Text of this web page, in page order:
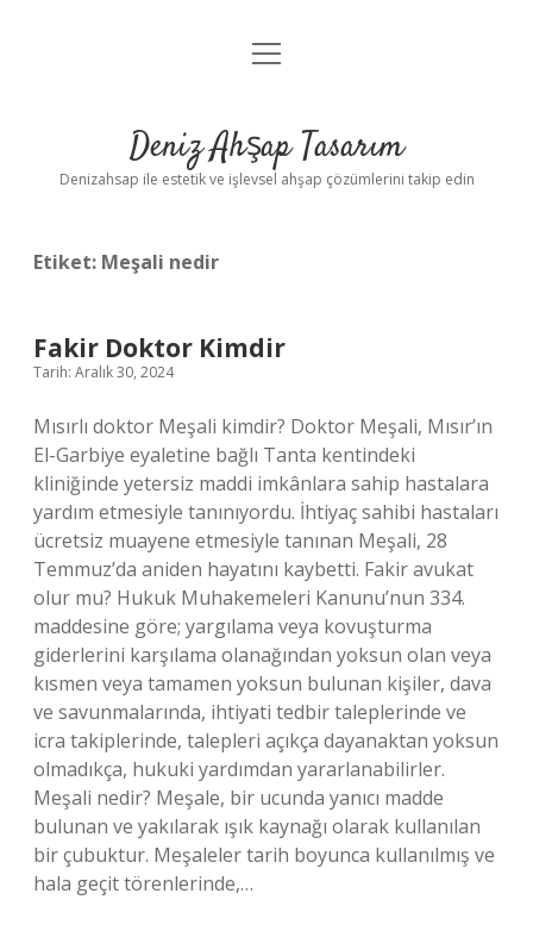
Anasayfa
Yasal Uyarı
menüyü
Deniz Ahşap Tasarım
Denizahsap ile estetik ve işlevsel ahşap çözümlerini takip edin
Etiket: Meşali nedir
Fakir Doktor Kimdir
Tarih: Aralık 30, 2024
Mısırlı doktor Meşali kimdir? Doktor Meşali, Mısır’ın
El-Garbiye eyaletine bağlı Tanta kentindeki
kliniğinde yetersiz maddi imkânlara sahip hastalara
yardım etmesiyle tanınıyordu. İhtiyaç sahibi hastaları
ücretsiz muayene etmesiyle tanınan Meşali, 28
Temmuz’da aniden hayatını kaybetti. Fakir avukat
olur mu? Hukuk Muhakemeleri Kanunu’nun 334.
maddesine göre; yargılama veya kovuşturma
giderlerini karşılama olanağından yoksun olan veya
kısmen veya tamamen yoksun bulunan kişiler, dava
ve savunmalarında, ihtiyati tedbir taleplerinde ve
icra takiplerinde, talepleri açıkça dayanaktan yoksun
olmadıkça, hukuki yardımdan yararlanabilirler.
Meşali nedir? Meşale, bir ucunda yanıcı madde
bulunan ve yakılarak ışık kaynağı olarak kullanılan
bir çubuktur. Meşaleler tarih boyunca kullanılmış ve
hala geçit törenlerinde,…